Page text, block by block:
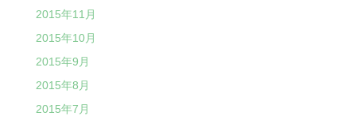
2015年11月
2015年10月
2015年9月
2015年8月
2015年7月